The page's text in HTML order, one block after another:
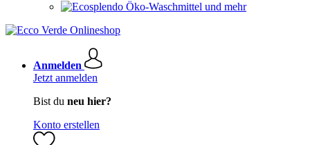
Öko-Waschmittel und mehr
Anmelden
Jetzt anmelden
Bist du neu hier?
Konto erstellen